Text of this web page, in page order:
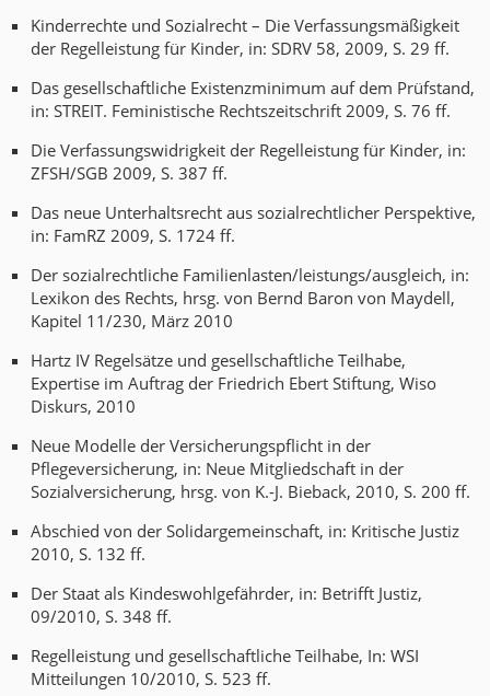
Kinderrechte und Sozialrecht – Die Verfassungsmäßigkeit
der Regelleistung für Kinder, in: SDRV 58, 2009, S. 29 ff.
Das gesellschaftliche Existenzminimum auf dem Prüfstand,
in: STREIT. Feministische Rechtszeitschrift 2009, S. 76 ff.
Die Verfassungswidrigkeit der Regelleistung für Kinder, in:
ZFSH/SGB 2009, S. 387 ff.
Das neue Unterhaltsrecht aus sozialrechtlicher Perspektive,
in: FamRZ 2009, S. 1724 ff.
Der sozialrechtliche Familienlasten/leistungs/ausgleich, in:
Lexikon des Rechts, hrsg. von Bernd Baron von Maydell,
Kapitel 11/230, März 2010
Hartz IV Regelsätze und gesellschaftliche Teilhabe,
Expertise im Auftrag der Friedrich Ebert Stiftung, Wiso
Diskurs, 2010
Neue Modelle der Versicherungspflicht in der
Pflegeversicherung, in: Neue Mitgliedschaft in der
Sozialversicherung, hrsg. von K.-J. Bieback, 2010, S. 200 ff.
Abschied von der Solidargemeinschaft, in: Kritische Justiz
2010, S. 132 ff.
Der Staat als Kindeswohlgefährder, in: Betrifft Justiz,
09/2010, S. 348 ff.
Regelleistung und gesellschaftliche Teilhabe, In: WSI
Mitteilungen 10/2010, S. 523 ff.